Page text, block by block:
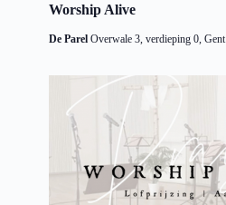
Worship Alive
De Parel Overwale 3, verdieping 0, Gent